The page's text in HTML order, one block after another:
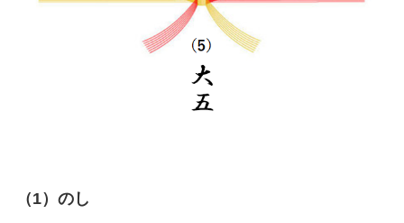
（1）のし